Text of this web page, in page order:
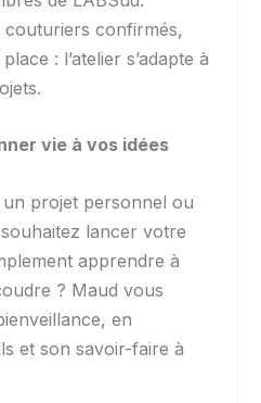
confirmés,
: l’atelier s’adapte à
vie à vos idées
projet personnel ou
lancer votre
apprendre à
? Maud vous
en
et son savoir-faire à